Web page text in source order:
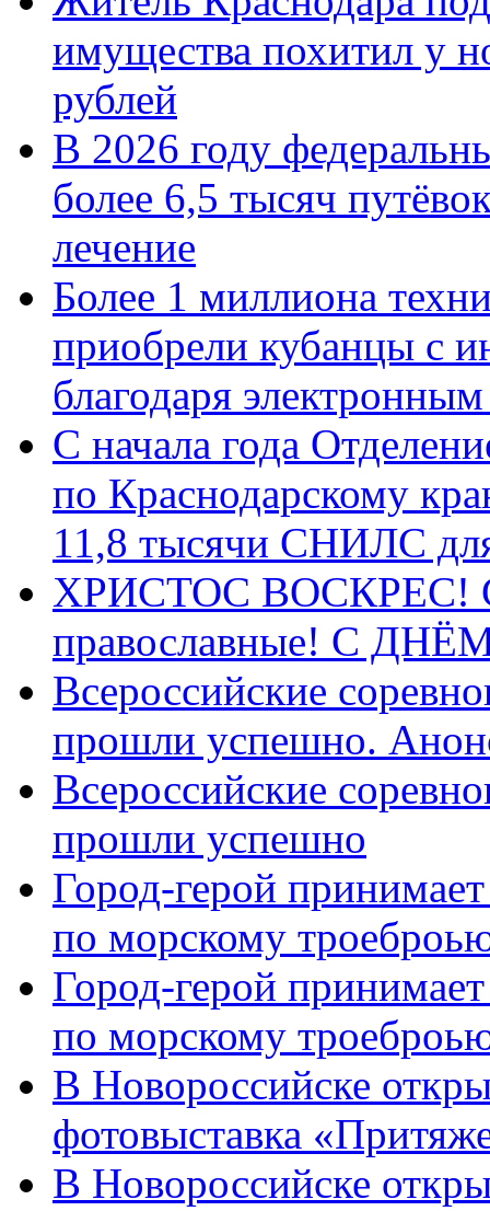
имущества похитил у
рублей
В 2026 году
более 6,5 тысяч
лечение
Более 1 миллиона
приобрели кубанцы с
благодаря
С начала года
по Краснодарскому
11,8 тысячи СНИЛС
ХРИСТОС ВОСКРЕС! С
православные! C
Всероссийские
прошли успешно.
Всероссийские
прошли успешно
Город-герой
по морскому
Город-герой
по морскому
В Новороссийске
фотовыставка
В Новороссийске